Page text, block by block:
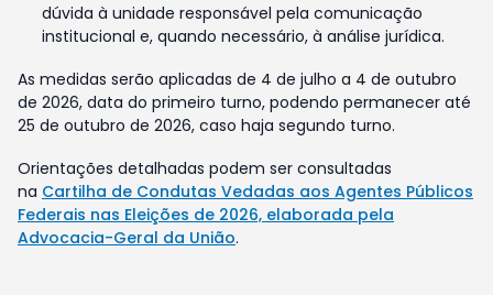
dúvida à unidade responsável pela comunicação
institucional e, quando necessário, à análise jurídica.
As medidas serão aplicadas de 4 de julho a 4 de outubro
de 2026, data do primeiro turno, podendo permanecer até
25 de outubro de 2026, caso haja segundo turno.
Orientações detalhadas podem ser consultadas
na Cartilha de Condutas Vedadas aos Agentes Públicos
Federais nas Eleições de 2026, elaborada pela
Advocacia-Geral da União.